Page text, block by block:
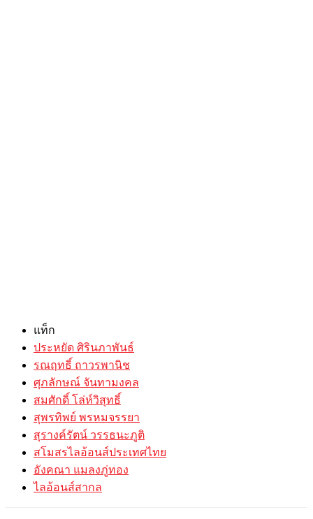
แท็ก
ประหยัด ศิรินภาพันธ์
รณฤทธิ์ ถาวรพานิช
ศุภลักษณ์ จันทามงคล
สมศักดิ์ โล่ห์วิสุทธิ์
สุพรทิพย์ พรหมจรรยา
สุรางค์รัตน์ วรรธนะภูติ
สโมสรไลอ้อนส์ประเทศไทย
อังคณา แมลงภู่ทอง
ไลอ้อนส์สากล